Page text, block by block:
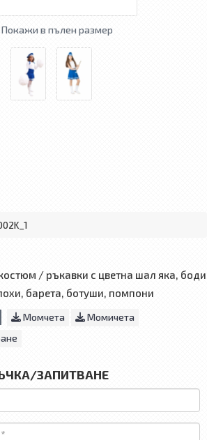
Покажи в пълен размер
/ ръкавки с цветна шал яка, боди
барета, ботуши, помпони
Момчета
Момичета
ЗАПИТВАНЕ